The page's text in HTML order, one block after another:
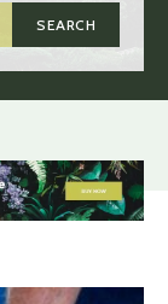
SEARCH